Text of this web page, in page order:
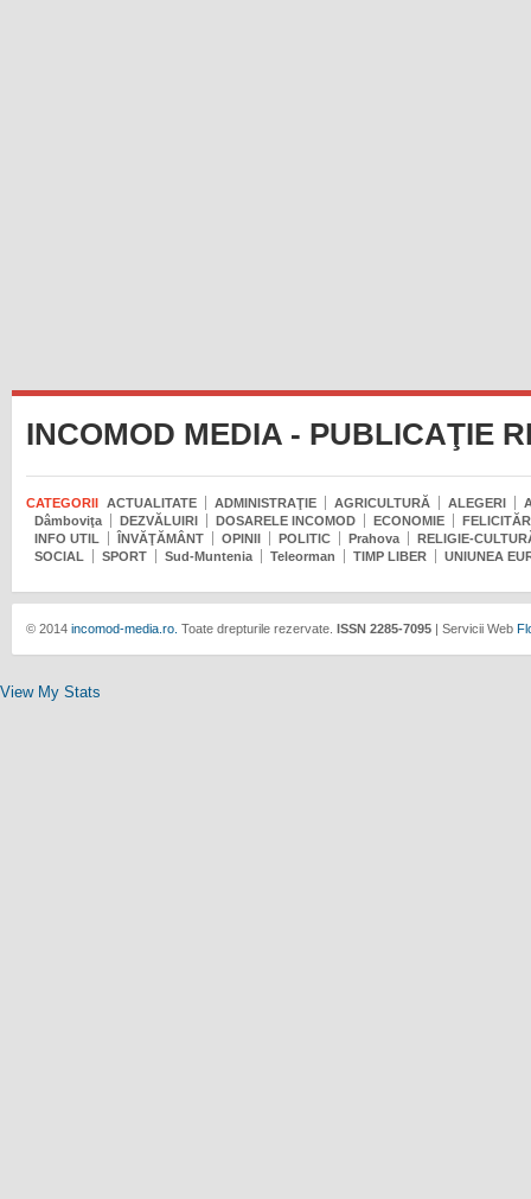
INCOMOD MEDIA - PUBLICAŢIE
CATEGORII ACTUALITATE ADMINISTRAŢIE AGRICULTURĂ ALEGERI
Dâmboviţa
DEZVĂLUIRI DOSARELE INCOMOD ECONOMIE
INFO UTIL
ÎNVĂŢĂMÂNT OPINII POLITIC Prahova
RELIGIE-
SOCIAL
SPORT Sud-Muntenia Teleorman TIMP LIBER UNIUNEA
© 2014incomod-media.ro. Toate drepturile rezervate. ISSN 2285-7095| Servicii Web
View My Stats